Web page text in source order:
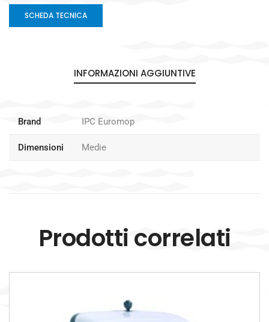
SCHEDA TECNICA
INFORMAZIONI AGGIUNTIVE
Brand IPC Euromop
Dimensioni Medie
Prodotti correlati